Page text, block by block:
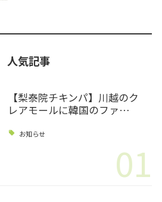
人気記事
【梨泰院チキンパ】川越のク
レアモールに韓国のファ…
お知らせ
01